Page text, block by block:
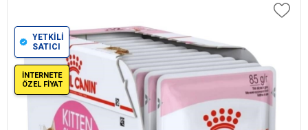
YETKİLİ
SATICI
İNTERNETE
ÖZEL FİYAT